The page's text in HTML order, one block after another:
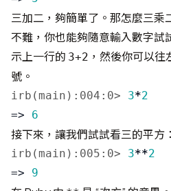
三加二，夠簡單了。那怎麼三乘
不難，你也能夠隨意輸入數字試
示上一行的 3+2 ，然後你可以往
號。
irb(main):004:0> 3*2
=>
6
接下來，讓我們試試看三的平方：
irb(main):005:0> 3**2
=>
9